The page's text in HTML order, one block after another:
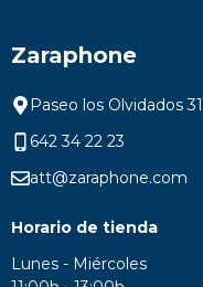
Zaraphone
Paseo los Olvidados
642 34 22 23
att@zaraphone.com
Horario de tienda
Lunes - Miércoles